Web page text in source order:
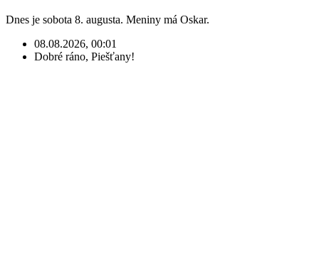
Dnes je sobota 8. augusta. Meniny má Oskar.
08.08.2026, 00:01
Dobré ráno, Piešťany!